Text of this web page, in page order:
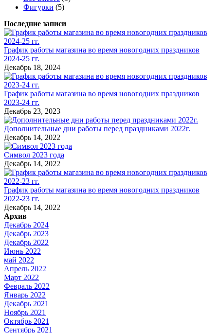
Фигурки (5)
Последние записи
График работы магазина во время новогодних праздников
2024-25 гг.
Декабрь 18, 2024
График работы магазина во время новогодних праздников
2023-24 гг.
Декабрь 23, 2023
Дополнительные дни работы перед праздниками 2022г.
Декабрь 14, 2022
Символ 2023 года
Декабрь 14, 2022
График работы магазина во время новогодних праздников
2022-23 гг.
Декабрь 14, 2022
Архив
Декабрь 2024
Декабрь 2023
Декабрь 2022
Июнь 2022
май 2022
Апрель 2022
Март 2022
Февраль 2022
Январь 2022
Декабрь 2021
Ноябрь 2021
Октябрь 2021
Сентябрь 2021